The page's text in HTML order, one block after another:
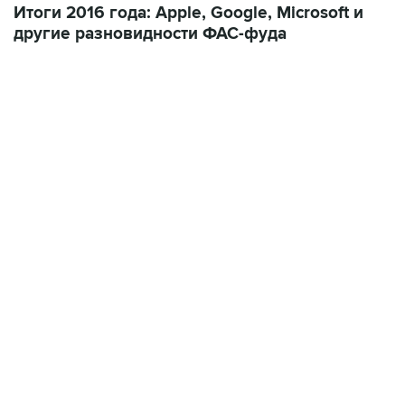
Итоги 2016 года: Apple, Google, Microsoft и
другие разновидности ФАС-фуда